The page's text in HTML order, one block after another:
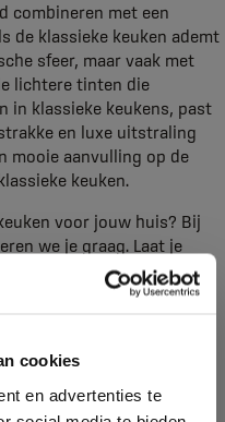
cookies
en advertenties te
combineren met een
de klassieke keuken ademt
sfeer, maar vaak met
lichtere tinten die
in klassieke keukens, past
en luxe uitstraling
mooie aanvulling op de
keuken.
voor jouw huis? Bij
we je graag. Laat je
en kom langs in onze